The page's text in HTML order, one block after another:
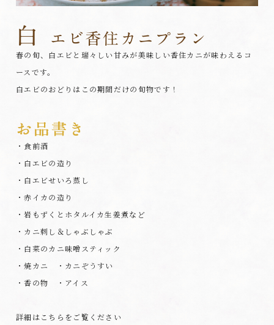
春の旬、白エビと瑞々しい甘みが美味しい香住カニが味わえるコ
ースです。
白エビのおどりはこの期間だけの旬物です！
・食前酒
・白エビの造り
・白エビせいろ蒸し
・赤イカの造り
・岩もずくとホタルイカ生姜煮など
・カニ刺し＆しゃぶしゃぶ
・白菜のカニ味噌スティック
・焼カニ ・カニぞうすい
・香の物 ・アイス
詳細はこちらをご覧ください